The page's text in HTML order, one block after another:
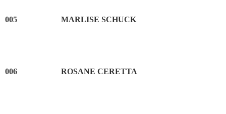
005 MARLISE SCHUCK
006 ROSANE CERETTA